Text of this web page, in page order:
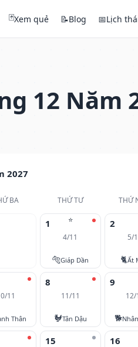
🃏Xem quẻ 📝Blog 📅Lịch
12 Năm
2027
BA THỨ TƯ THỨ
⭐
1
4/11
🐅Giáp Dần
2
5/
🐈Ất
11
Thân
8
11/11
🐓Tân Dậu
9
12/
🐕
15 16